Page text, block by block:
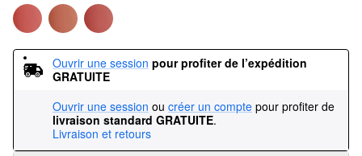
Ouvrir une session pour profiter de l’expédition
GRATUITE
Ouvrir une session ou créer un compte pour profiter de
livraison standard GRATUITE.
Livraison et retours